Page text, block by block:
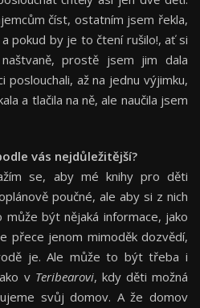
číst, ostatním jsem řekla,
pokud by je to čtení rušilo!, ať si
prostě jsem jim dala
poslouchali, až na jednu výjimku,
a tlačila na ně, ale naučila jsem
vás nejdůležitější?
se, aby mé knihy pro děti
poučné, ale aby si z nich
může být nějaká informace, jako
přece jenom mimoděk dozvědí,
je. Ale může to být třeba i
v Teribearovi, kdy děti možná
svůj domov. A že domov